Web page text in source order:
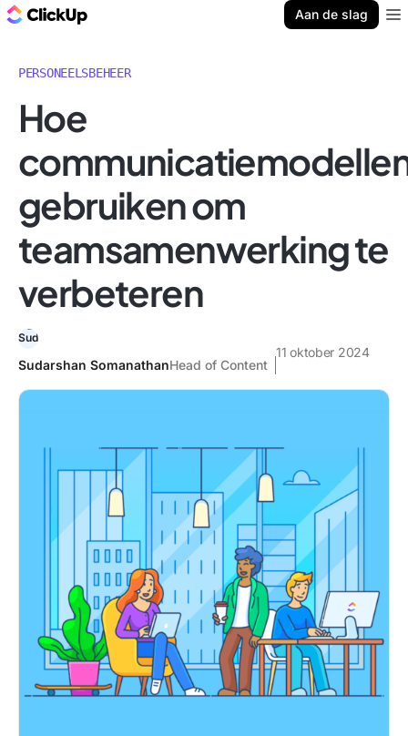
Aan de slag
PERSONEELSBEHEER
Hoe
gebruiken om
teamsamenwerking te
verbeteren
Sudarshan SomanathanHead of Content
11 oktober 2024